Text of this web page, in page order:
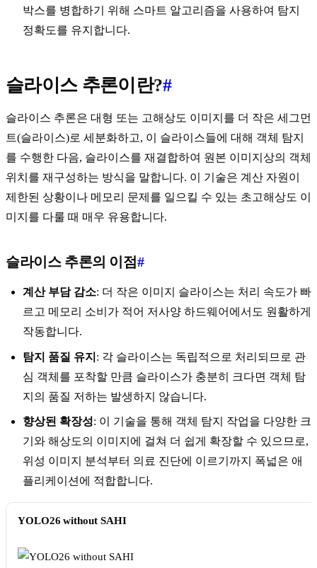
박스를 병합하기 위해 스마트 알고리즘을 사용하여 탐지
정확도를 유지합니다.
슬라이스 추론이란?#
슬라이스 추론은 대형 또는 고해상도 이미지를 더 작은 세그먼
트(슬라이스)로 세분화하고, 이 슬라이스들에 대해 객체 탐지
를 수행한 다음, 슬라이스를 재결합하여 원본 이미지상의 객체
위치를 재구성하는 방식을 말합니다. 이 기술은 계산 자원이
제한된 상황이나 메모리 문제를 일으킬 수 있는 초고해상도 이
미지를 다룰 때 매우 유용합니다.
슬라이스 추론의 이점#
계산 부담 감소: 더 작은 이미지 슬라이스는 처리 속도가 빠
르고 메모리 소비가 적어 저사양 하드웨어에서도 원활하게
작동합니다.
탐지 품질 유지 : 각 슬라이스는 독립적으로 처리되므로 관
심 객체를 포착할 만큼 슬라이스가 충분히 크다면 객체 탐
지의 품질 저하는 발생하지 않습니다.
향상된 확장성: 이 기술을 통해 객체 탐지 작업을 다양한 크
기와 해상도의 이미지에 걸쳐 더 쉽게 확장할 수 있으므로,
위성 이미지 분석부터 의료 진단에 이르기까지 폭넓은 애
플리케이션에 적합합니다.
YOLO26 without SAHI